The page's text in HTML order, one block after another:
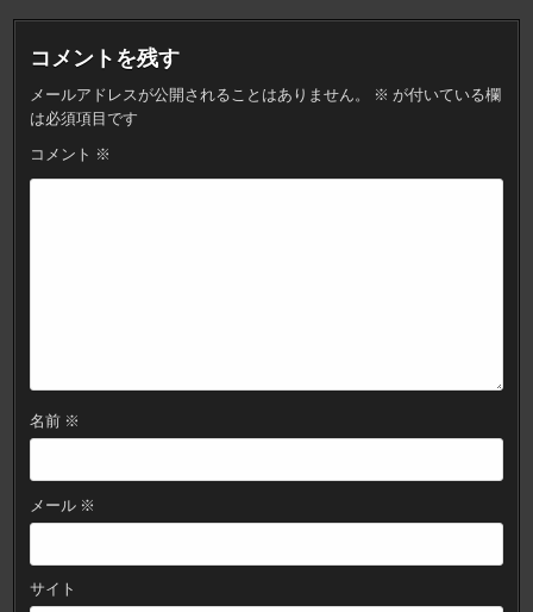
ビ
ゲ
ー
シ
ョ
コメントを残す
メールアドレスが公開されることはありません。 ※ が付いている欄
は必須項目です
コメント ※
名前 ※
メール ※
サイト